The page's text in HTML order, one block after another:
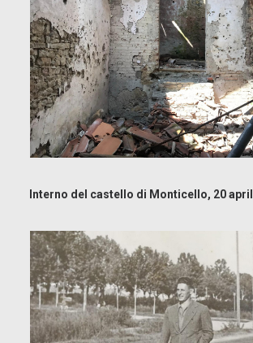
Interno del castello di Monticello, 20